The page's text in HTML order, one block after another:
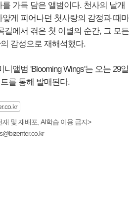
가득 담은 앨범이다. 천사의 날개
게 피어나던 첫사랑의 감정과 때마
길에서 겪은 첫 이별의 순간, 그 모든
감성으로 재해석했다.
앨범 'Blooming Wings'는 오는 29일
를 통해 발매된다.
및 재배포, AI학습 이용 금지>